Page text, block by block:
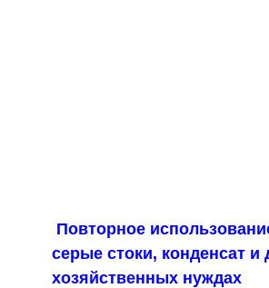
Повторное
серые стоки, конденсат и
хозяйственных нуждах